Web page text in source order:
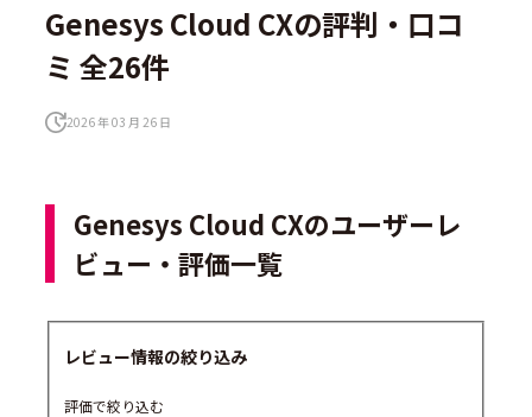
Genesys Cloud CXの評判・口コ
ミ 全26件
2026 年 03 月 26 日
Genesys Cloud CXのユーザーレ
ビュー・評価一覧
レビュー情報の絞り込み
評価で絞り込む